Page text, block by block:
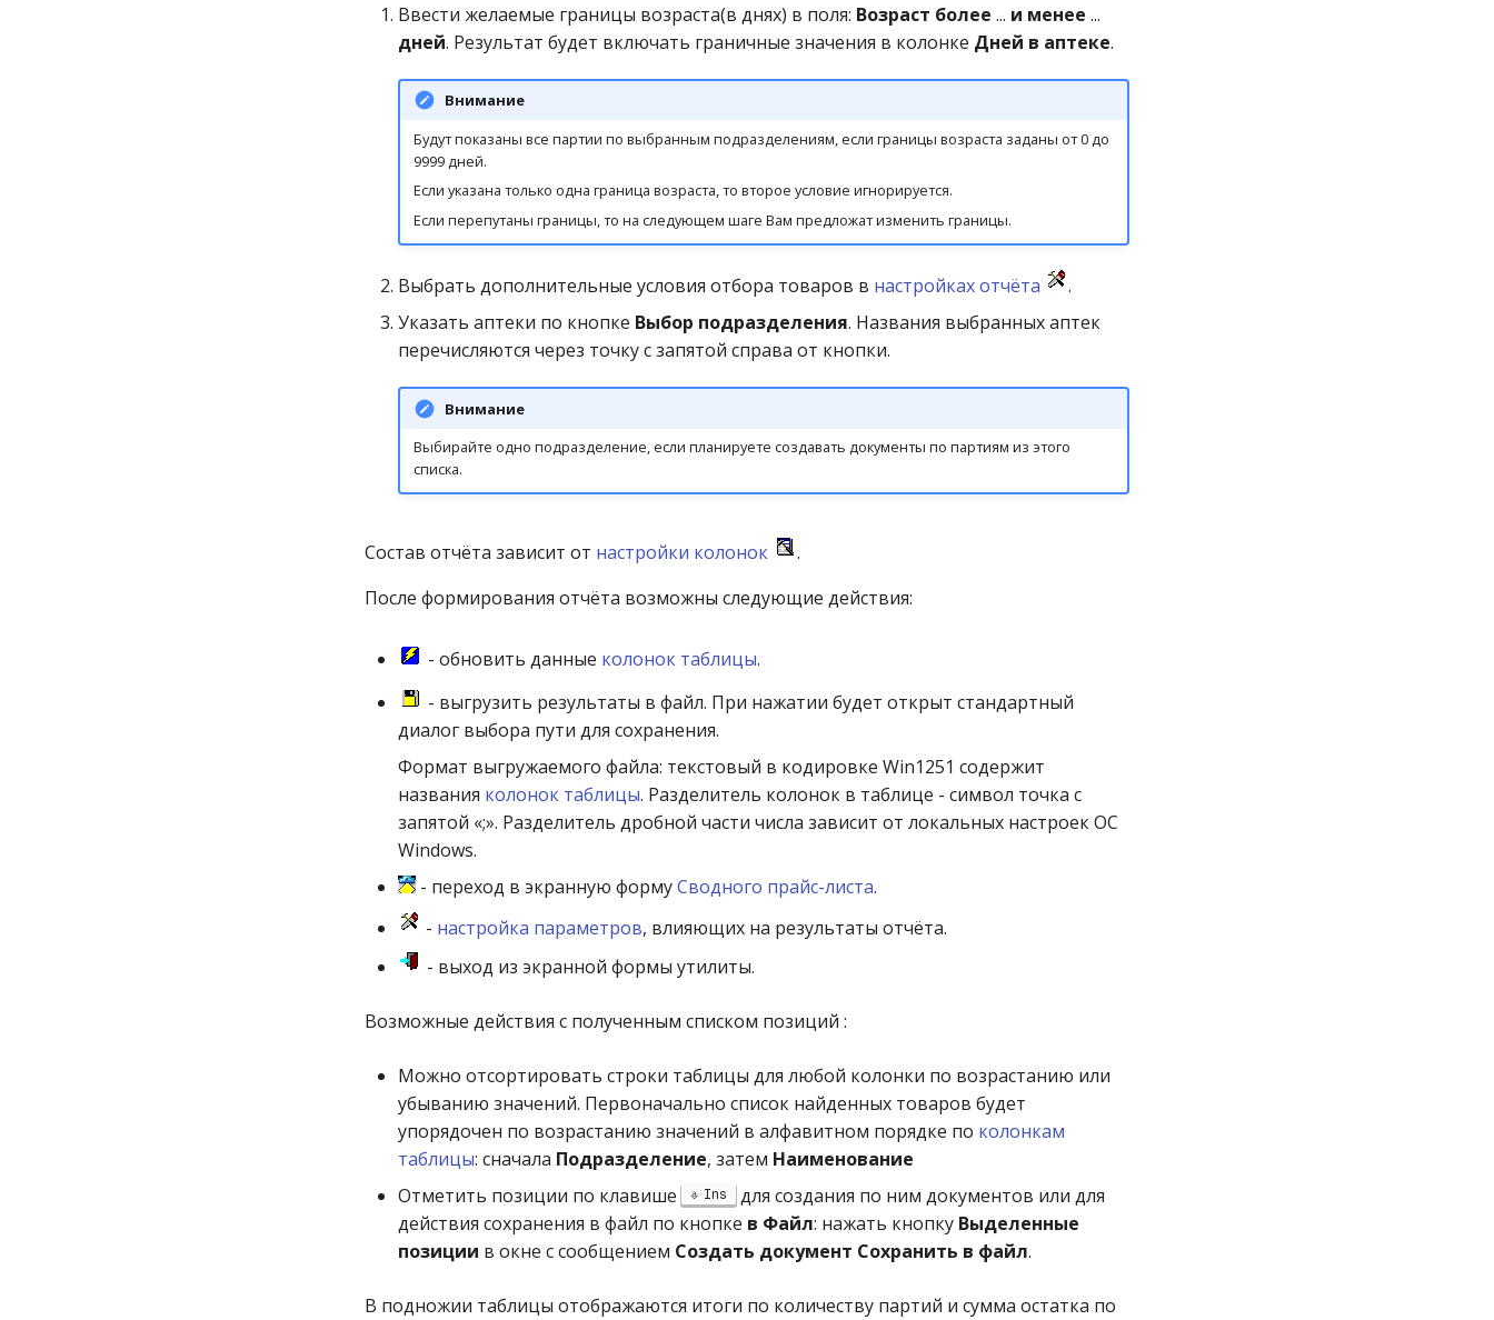
Ввести желаемые границы возраста(в днях) в поля: Возраст более ... и менее ...
дней. Результат будет включать граничные значения в колонке Дней в аптеке.
Внимание
Будут показаны все партии по выбранным подразделениям, если границы возраста заданы от 0 до
9999 дней.
Если указана только одна граница возраста, то второе условие игнорируется.
Если перепутаны границы, то на следующем шаге Вам предложат изменить границы.
Выбрать дополнительные условия отбора товаров в настройках отчёта
.
Указать аптеки по кнопке Выбор подразделения. Названия выбранных аптек
перечисляются через точку с запятой справа от кнопки.
Внимание
Выбирайте одно подразделение, если планируете создавать документы по партиям из этого
списка.
Состав отчёта зависит от настройки колонок
.
После формирования отчёта возможны следующие действия:
- обновить данные колонок таблицы.
- выгрузить результаты в файл. При нажатии будет открыт стандартный
диалог выбора пути для сохранения.
Формат выгружаемого файла: текстовый в кодировке Win1251 содержит
названия колонок таблицы. Разделитель колонок в таблице - символ точка с
запятой «;». Разделитель дробной части числа зависит от локальных настроек ОС
Windows.
- переход в экранную формуСводного прайс-листа.
- настройка параметров, влияющих на результаты отчёта.
- выход из экранной формы утилиты.
Возможные действия с полученным списком позиций :
Можно отсортировать строки таблицы для любой колонки по возрастанию или
убыванию значений. Первоначально список найденных товаров будет
упорядочен по возрастанию значений в алфавитном порядке по колонкам
таблицы: сначала Подразделение, затем Наименование
Отметить позиции по клавише
Ins
для создания по ним документов или для
действия сохранения в файл по кнопке в Файл: нажать кнопку Выделенные
позиции в окне с сообщением Создать документ Сохранить в файл.
В подножии таблицы отображаются итоги по количеству партий и сумма остатка по